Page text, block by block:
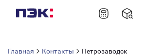
Главная Контакты
Петрозаводск